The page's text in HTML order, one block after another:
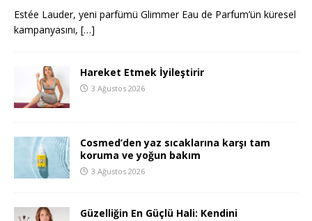
Estée Lauder, yeni parfümü Glimmer Eau de Parfum’ün küresel
kampanyasını, […]
Hareket Etmek İyileştirir
3 Ağustos 2026
Cosmed’den yaz sıcaklarına karşı tam
koruma ve yoğun bakım
3 Ağustos 2026
Güzelliğin En Güçlü Hali: Kendini